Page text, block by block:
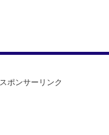
スポンサーリンク